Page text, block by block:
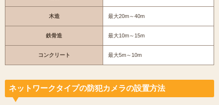
木造 最大20m～40m
鉄骨造 最大10m～15m
コンクリート 最大5m～10m
ネットワークタイプの防犯カメラの設置方法